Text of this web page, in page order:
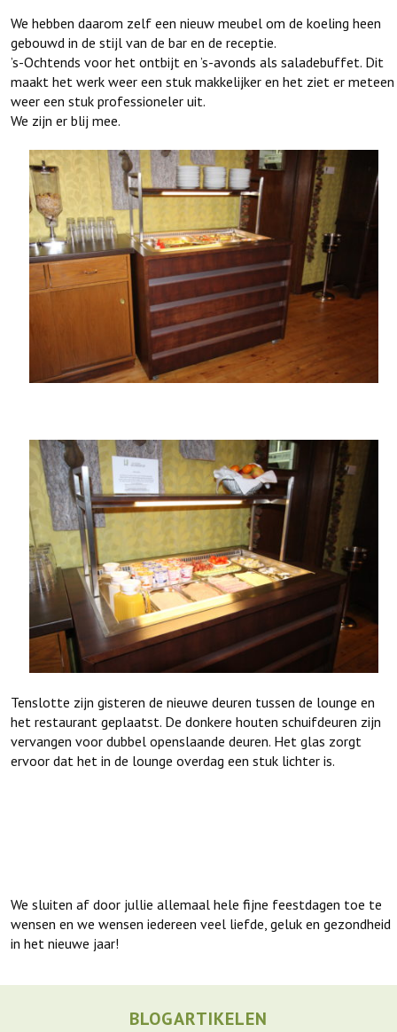
We hebben daarom zelf een nieuw meubel om de koeling heen
gebouwd in de stijl van de bar en de receptie.
’s-Ochtends voor het ontbijt en ’s-avonds als saladebuffet. Dit
maakt het werk weer een stuk makkelijker en het ziet er meteen
weer een stuk professioneler uit.
We zijn er blij mee.
Tenslotte zijn gisteren de nieuwe deuren tussen de lounge en
het restaurant geplaatst. De donkere houten schuifdeuren zijn
vervangen voor dubbel openslaande deuren. Het glas zorgt
ervoor dat het in de lounge overdag een stuk lichter is.
We sluiten af door jullie allemaal hele fijne feestdagen toe te
wensen en we wensen iedereen veel liefde, geluk en gezondheid
in het nieuwe jaar!
BLOGARTIKELEN